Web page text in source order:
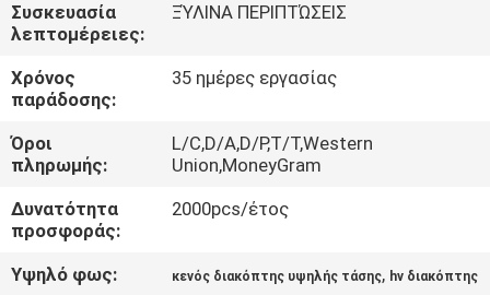
ΜΑΣ
ΕΛΆΤΕ
ΣΕ
ΕΠΑΦΉ
ΜΕ
ΕΙΔΉΣΕΙΣ
Συσκευασία
λεπτομέρειες:
ΞΎΛΙΝΑ ΠΕΡΙΠΤΏΣΕΙΣ
Χρόνος
παράδοσης:
35 ημέρες εργασίας
Όροι
πληρωμής:
L/C,D/A,D/P,T/T,Western
Union,MoneyGram
Δυνατότητα
προσφοράς:
2000pcs/έτος
Υψηλό φως: κενός διακόπτης υψηλής τάσης, hv διακόπτης